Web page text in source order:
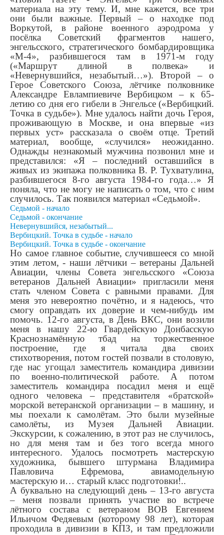
материала на эту тему. И, мне кажется, все три
они были важные. Первый – о находке под
Воркутой, в районе военного аэродрома у
посёлка Советский фрагментов нашего,
энгельсского, стратегического бомбардировщика
«М-4», разбившегося там в 1971-м году
(«Маршрут длиной в полвека» и
«Невернувшийся, незабытый…»). Второй – о
Герое Советского Союза, лётчике полковнике
Александре Евлампиевиче Вербицком – к 65-
летию со дня его гибели в Энгельсе («Вербицкий.
Точка в судьбе»). Мне удалось найти дочь Героя,
проживающую в Москве, и она впервые «из
первых уст» рассказала о своём отце. Третий
материал, вообще, «случился» неожиданно.
Однажды незнакомый мужчина позвонил мне и
представился: «Я – последний оставшийся в
живых из экипажа полковника В. Р. Тухватулина,
разбившегося 8-го августа 1984-го года…» Я
поняла, что не могу не написать о том, что с ним
случилось. Так появился материал «Седьмой».
Седьмой - начало
Седьмой - окончание
Невернувшийся, незабытый...
Вербицкий. Точка в судьбе - начало
Вербицкий. Точка в судьбе - окончание
Но самое главное событие, случившееся со мной
этим летом, - наши лётчики – ветераны Дальней
Авиации, члены Совета энгельсского «Союза
ветеранов Дальней Авиации» пригласили меня
стать членом Совета с равными правами. Для
меня это невероятно почётно, и я надеюсь, что
смогу оправдать их доверие и чем-нибудь им
помочь. 12-го августа, в День ВКС, они возили
меня в нашу 22-ю Гвардейскую Донбасскую
Краснознамённую тбад на торжественное
построение, где я читала два своих
стихотворения, потом гостей позвали в столовую,
где нас угощал заместитель командира дивизии
по военно-политической работе. А потом
заместитель командира посадил меня и ещё
одного человека – представителя «братской»
морской ветеранской организации – в машину, и
мы поехали к самолётам. Это были музейные
самолёты, из Музея Дальней Авиации.
Экскурсии, к сожалению, в этот раз не случилось,
но для меня там и без того всегда много
интересного. Удалось посмотреть мастерскую
художника, бывшего штурмана Владимира
Павловича Ефремова, авиамодельную
мастерскую и… старый класс подготовки!..
А буквально на следующий день – 13-го августа
– меня позвали принять участие во встрече
лётного состава с ветераном ВОВ Евгением
Ильичом Федяевым (которому 98 лет), которая
проходила в дивизии в КПЗ, и там предложили